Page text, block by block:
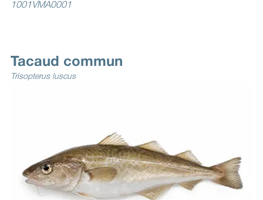
1001VMA0001
Tacaud commun
Trisopterus luscus